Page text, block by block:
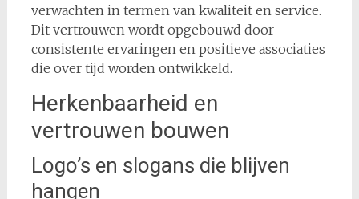
verwachten in termen van kwaliteit en service.
Dit vertrouwen wordt opgebouwd door
consistente ervaringen en positieve associaties
die over tijd worden ontwikkeld.
Herkenbaarheid en
vertrouwen bouwen
Logo’s en slogans die blijven
hangen